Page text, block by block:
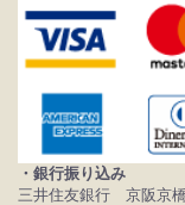
・銀行振り込み
三井住友銀行 京阪京